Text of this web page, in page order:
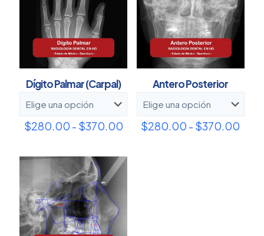
Dígito Palmar (Carpal)
$280.00 - $370.00Rango
desde
Antero Posterior
$280.00 - $370.00